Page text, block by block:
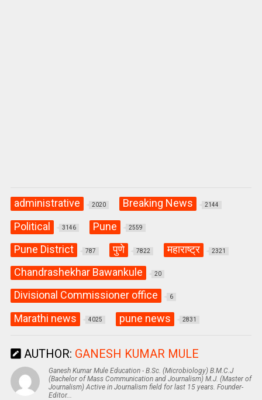
administrative 2020 Breaking News 2144
Political 3146 Pune 2559
Pune District 787 पुणे 7822 महाराष्ट्र 2321
Chandrashekhar Bawankule 20
Divisional Commissioner office 6
Marathi news 4025 pune news 2831
AUTHOR: GANESH KUMAR MULE
Ganesh Kumar Mule Education - B.Sc. (Microbiology) B.M.C.J
(Bachelor of Mass Communication and Journalism) M.J. (Master of
Journalism) Active in Journalism field for last 15 years. Founder-
Editor...